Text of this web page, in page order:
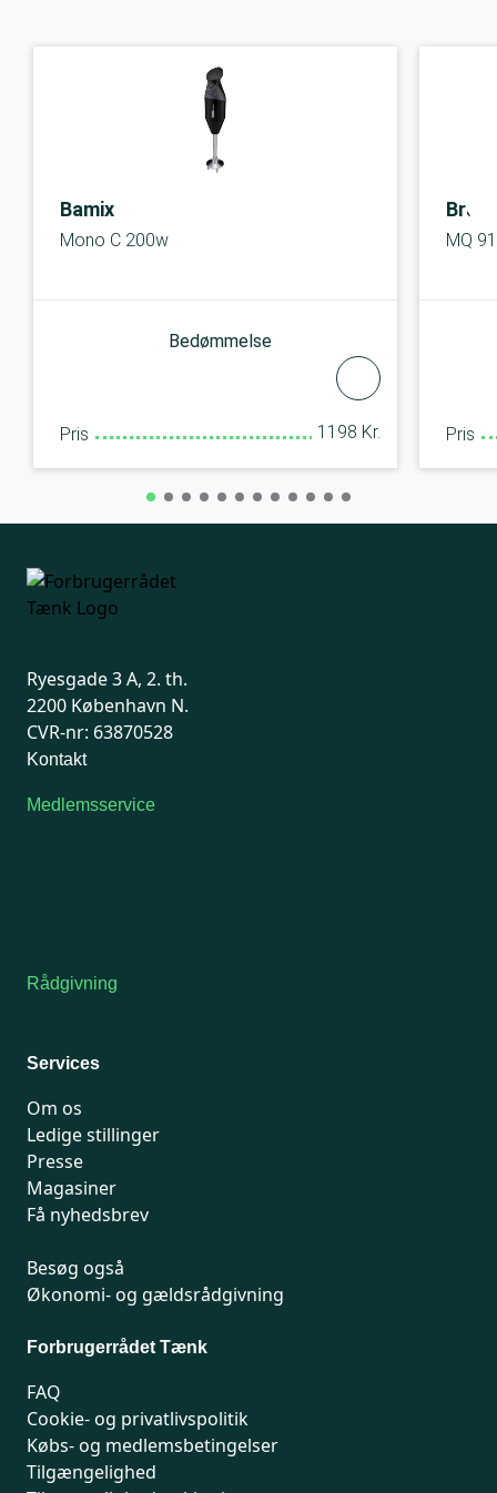
Bamix
Mono C 200w
Bedømmelse
Pris 1198 Kr.
MQ
Pris
Ryesgade 3 A, 2. th.
2200 København N.
CVR-nr: 63870528
Kontakt
Medlemsservice
Rådgivning
Services
Om os
Ledige stillinger
Presse
Magasiner
Få nyhedsbrev
Besøg også
Økonomi- og gældsrådgivning
Forbrugerrådet Tænk
FAQ
Cookie- og privatlivspolitik
Købs- og medlemsbetingelser
Tilgængelighed